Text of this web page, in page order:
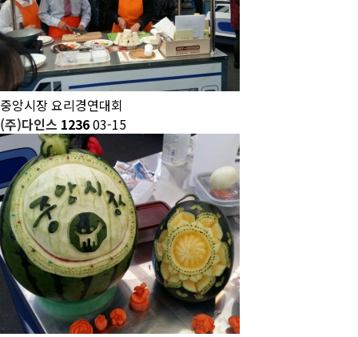
중앙시장 요리경연대회
(주)다인스 123603-15